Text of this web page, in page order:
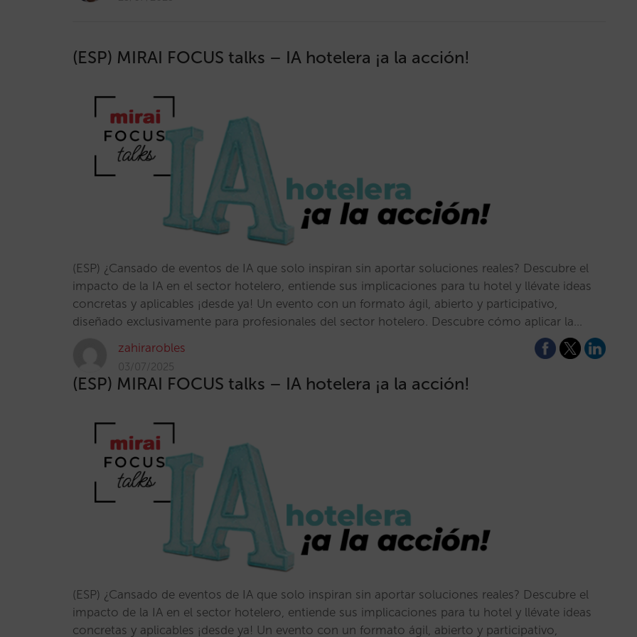
(ESP) MIRAI FOCUS talks – IA hotelera ¡a la acción!
(ESP) ¿Cansado de eventos de IA que solo inspiran sin aportar soluciones reales? Descubre el
impacto de la IA en el sector hotelero, entiende sus implicaciones para tu hotel y llévate ideas
concretas y aplicables ¡desde ya! Un evento con un formato ágil, abierto y participativo,
diseñado exclusivamente para profesionales del sector hotelero. Descubre cómo aplicar la…
zahirarobles
03/07/2025
(ESP) MIRAI FOCUS talks – IA hotelera ¡a la acción!
(ESP) ¿Cansado de eventos de IA que solo inspiran sin aportar soluciones reales? Descubre el
impacto de la IA en el sector hotelero, entiende sus implicaciones para tu hotel y llévate ideas
concretas y aplicables ¡desde ya! Un evento con un formato ágil, abierto y participativo,